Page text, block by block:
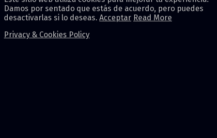
Damos por sentado que estás de acuerdo, pero puedes
desactivarlas si lo deseas. Acceptar Read More
Privacy & Cookies Policy